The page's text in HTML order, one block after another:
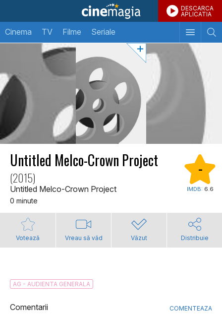
DESCARCA
APLICATIA
Cinema TV Filme Seriale
Untitled Melco-Crown Project
(2015)
Untitled Melco-Crown Project
0 minute
-
IMDB: 6.6
Votează Vreau să văd Văzut Distribuie
AG - AUDIENTA GENERALA
Comentarii COMENTEAZA